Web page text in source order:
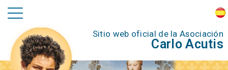
Sitio web oficial de la Asociación
Carlo Acutis